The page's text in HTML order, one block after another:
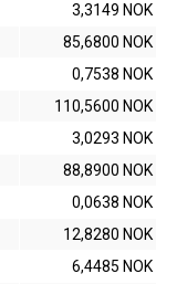
3,3149 NOK
85,6800 NOK
0,7538 NOK
110,5600 NOK
3,0293 NOK
88,8900 NOK
0,0638 NOK
12,8280 NOK
6,4485 NOK